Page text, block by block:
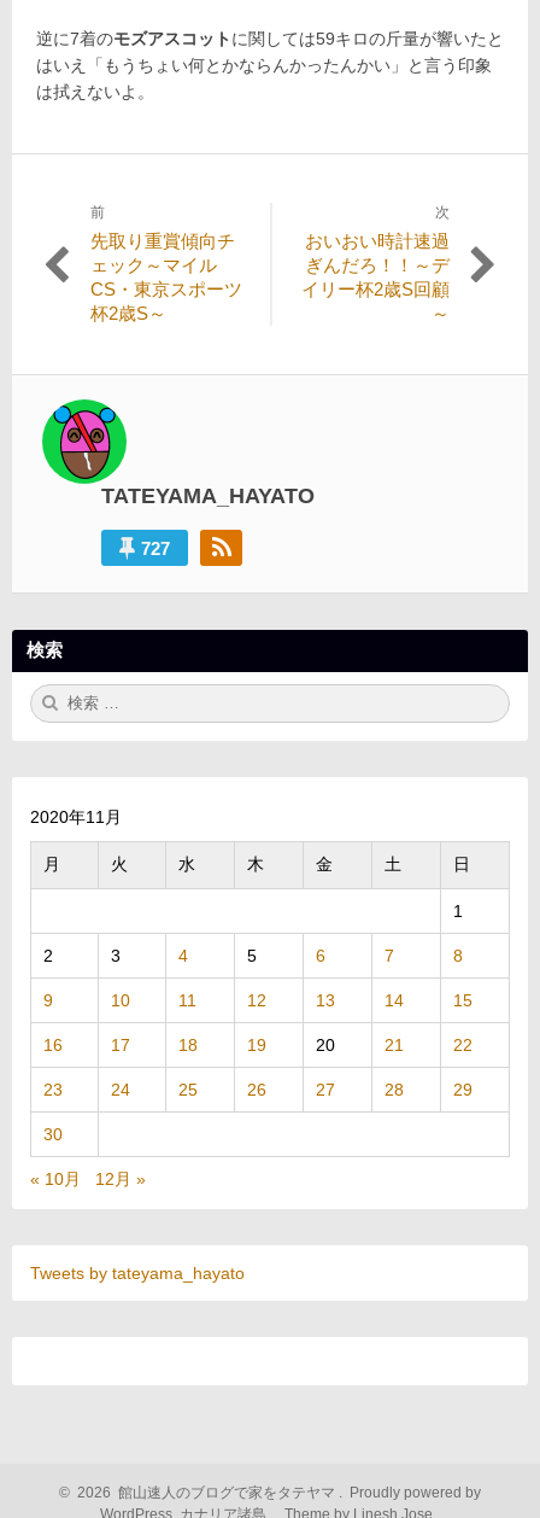
逆に7着のモズアスコット に関しては59キロの斤量が響いたと
はいえ「もうちょい何とかならんかったんかい」と言う印象
は拭えないよ。
稿
ゲ
ー
シ
ョ
前
過
去
の
投
先取り重賞傾向チ
ェック～マイル
CS・東京スポーツ
杯2歳S～
次
投
おいおい時計速過
ぎんだろ！！～デ
イリー杯2歳S回顧
～
TATEYAMA_HAYATO
727
検索
検
索:
2020年11月
月 火 水 木 金 土 日
1
2 3 4 5 6 7 8
9 10 11 12 13 14 15
16 17 18 19 20 21 22
23 24 25 26 27 28 29
30
« 10月 12月 »
Tweets by tateyama_hayato
© 2026 館山速人のブログで家をタテヤマ
Proudly powered by
WordPress. カナリア諸島 Theme by Linesh Jose